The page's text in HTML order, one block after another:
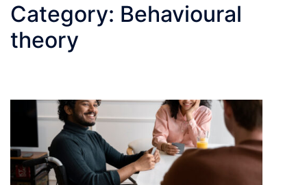
Category: Behavioural
theory